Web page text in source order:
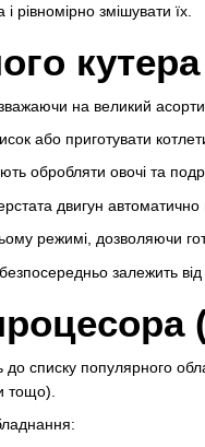
рівномірно змішувати їх.
кутера
на великий
або приготувати
обробляти овочі та
двигун
режимі, дозволяючи
залежить від
списку популярного
тощо).